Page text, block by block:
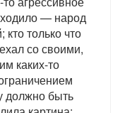
— народ
только что
со своими,
каких-то
должно быть